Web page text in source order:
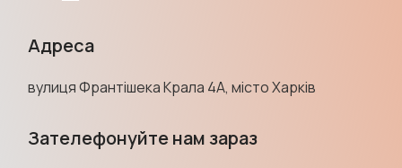
Адреса
вулиця Франтішека Крала 4А, місто Харків
Зателефонуйте нам зараз